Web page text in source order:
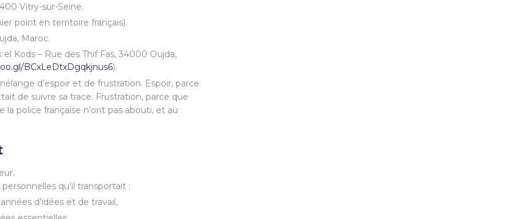
Vitry-sur-Seine.
point en territoire français).
Maroc.
Kods – Rue des Thif Fas, 34000 Oujda,
BCxLeDtxDgqkjnus6).
d’espoir et de frustration. Espoir, parce
de suivre sa trace. Frustration, parce que
police française n’ont pas abouti, et au
qu’il transportait :
d’idées et de travail,